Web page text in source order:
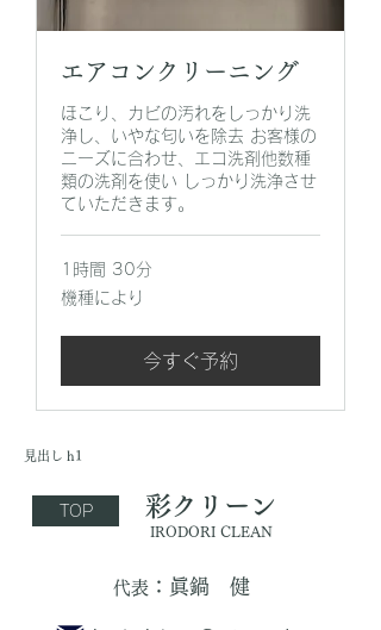
エアコンクリーニング
ほこり、カビの汚れをしっかり洗
浄し、いやな匂いを除去 お客様の
ニーズに合わせ、エコ洗剤他数種
類の洗剤を使い しっかり洗浄させ
ていただきます。
1時間 30分
機
種
機種により
今すぐ予約
見出し h1
TOP 彩クリーン
IRODORI CLEAN
​代表 ：眞鍋 健